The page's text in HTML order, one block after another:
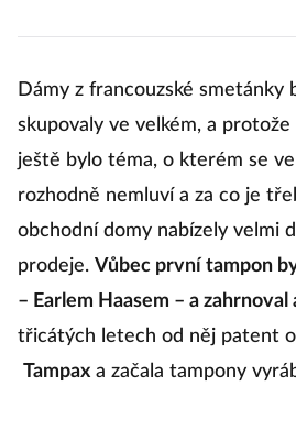
Dámy z francouzské smetánky
skupovaly ve velkém, a
ještě bylo téma, o kterém se
rozhodně nemluví a za co je
obchodní domy nabízely velmi
prodeje. Vůbec první tampon
– Earlem Haasem – a
třicátých letech od něj patent
Tampaxa začala tampony